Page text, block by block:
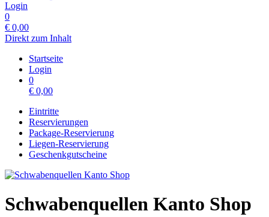
Login
0
€ 0,00
Direkt zum Inhalt
Startseite
Login
0
€ 0,00
Eintritte
Reservierungen
Package-Reservierung
Liegen-Reservierung
Geschenkgutscheine
Schwabenquellen Kanto Shop